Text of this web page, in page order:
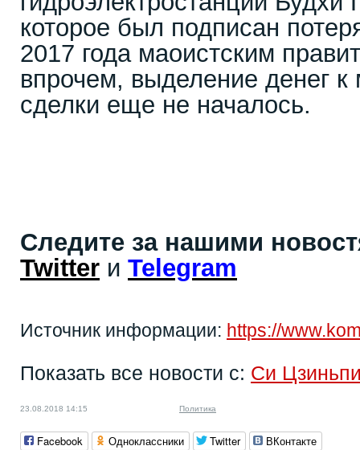
которое был подписан
2017 года маоистским
впрочем, выделение денег
сделки еще не началось.
Следите за нашими
Twitter и Telegram
Источник информации: https://
Показать все новости с: Си
23.08.2018 14:15 Политика
Facebook Одноклассники Twitter ВКонтакте